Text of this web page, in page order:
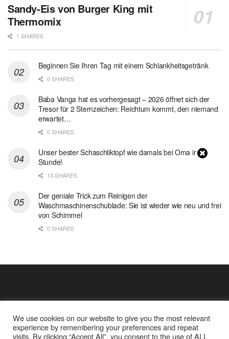
Sandy-Eis von Burger King mit
Thermomix
1 SHARES
Beginnen Sie Ihren Tag mit einem Schlankheitsgetränk
0 SHARES
Baba Vanga hat es vorhergesagt – 2026 öffnet sich der
Tresor für 2 Sternzeichen: Reichtum kommt, den niemand
erwartet…
0 SHARES
Unser bester Schaschliktopf wie damals bei Oma in 1
Stunde!
13 SHARES
Der geniale Trick zum Reinigen der
Waschmaschinenschublade: Sie ist wieder wie neu und frei
von Schimmel
0 SHARES
We use cookies on our website to give you the most relevant
experience by remembering your preferences and repeat
visits. By clicking “Accept All”, you consent to the use of ALL